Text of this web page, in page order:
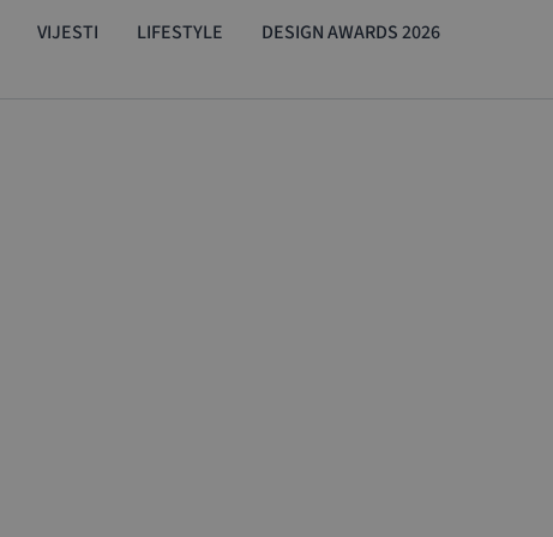
VIJESTI LIFESTYLE DESIGN AWARDS 2026